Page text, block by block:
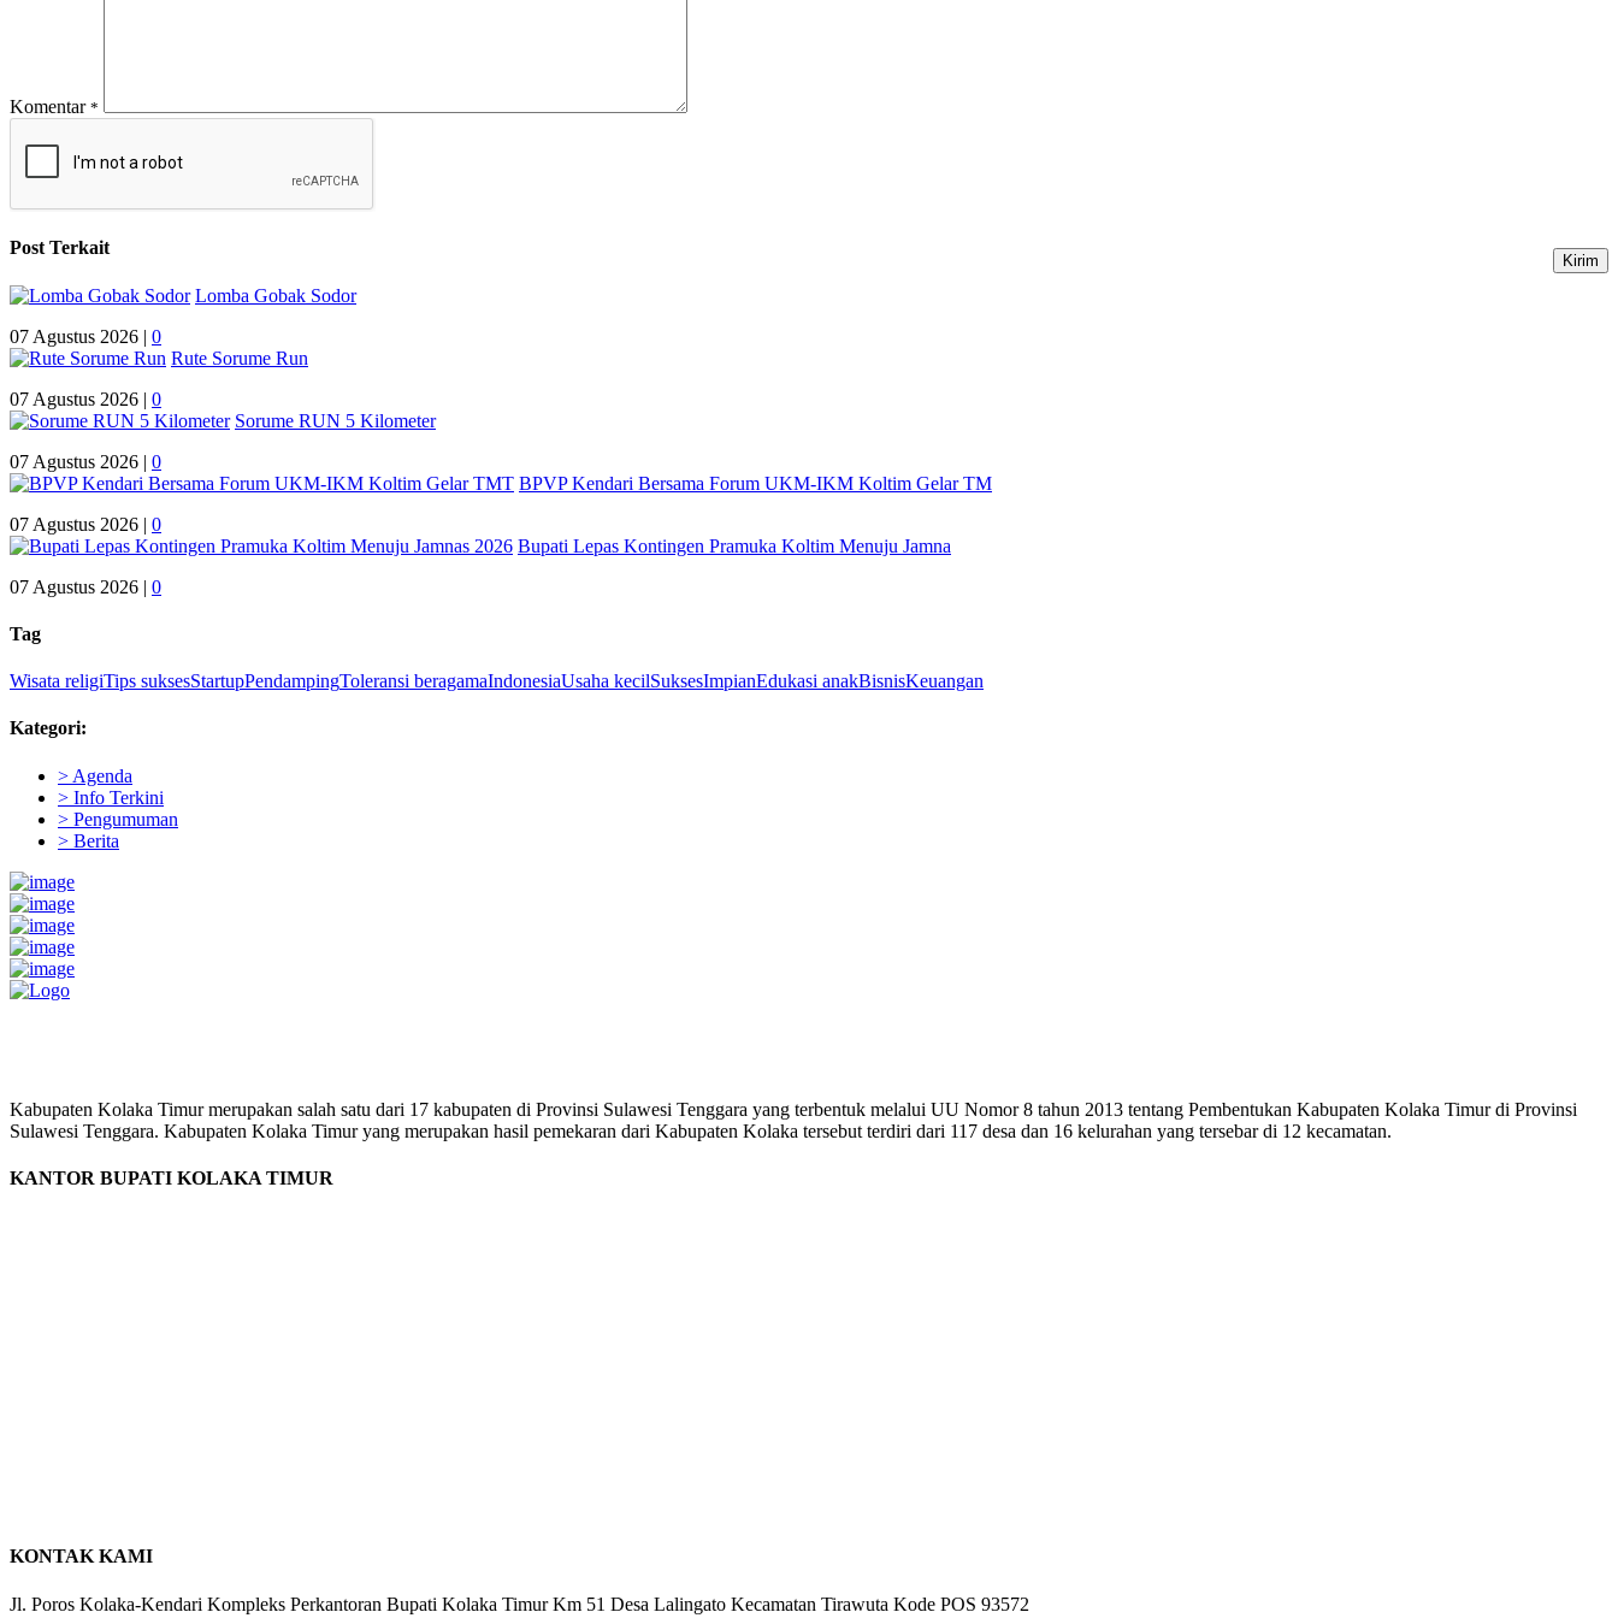
Komentar *
Post Terkait
Lomba Gobak Sodor
07 Agustus 2026 | 0
Rute Sorume Run
07 Agustus 2026 | 0
Sorume RUN 5 Kilometer
07 Agustus 2026 | 0
BPVP Kendari Bersama Forum UKM-IKM Koltim Gelar TM
07 Agustus 2026 | 0
Bupati Lepas Kontingen Pramuka Koltim Menuju Jamna
07 Agustus 2026 | 0
Tag
Wisata religiTips suksesStartupPendampingToleransi beragamaIndonesiaUsaha kecilSuksesImpianEdukasi anakBisnisKeuangan
Kategori:
> Agenda
> Info Terkini
> Pengumuman
> Berita
Kabupaten Kolaka Timur merupakan salah satu dari 17 kabupaten di Provinsi Sulawesi Tenggara yang terbentuk melalui UU Nomor 8 tahun 2013 tentang Pembentukan Kabupaten Kolaka Timur di Provinsi
Sulawesi Tenggara. Kabupaten Kolaka Timur yang merupakan hasil pemekaran dari Kabupaten Kolaka tersebut terdiri dari 117 desa dan 16 kelurahan yang tersebar di 12 kecamatan.
KANTOR BUPATI KOLAKA TIMUR
KONTAK KAMI
Jl. Poros Kolaka-Kendari Kompleks Perkantoran Bupati Kolaka Timur Km 51 Desa Lalingato Kecamatan Tirawuta Kode POS 93572